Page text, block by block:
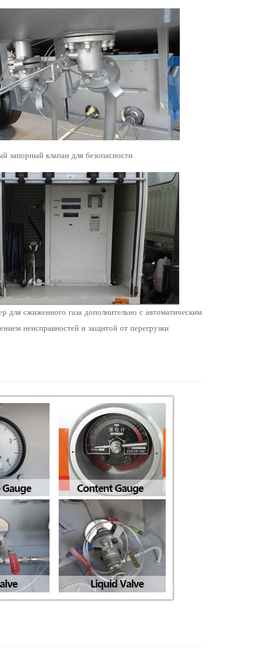
запорный клапан для безопасности
для сжиженного газа дополнительно с автоматическим
неисправностей и защитой от перегрузки